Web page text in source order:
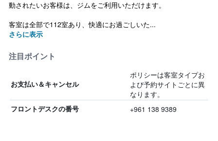
動されたいお客様は、ジムをご利用いただけます。
客室は全部で112室あり、快適にお過ごしいた...
さらに表示
注目ポイント
お支払い＆キャンセル
ポリシーは客室タイプお
よび予約サイトごとに異
なります。
フロントデスクの番号 +961 138 9389